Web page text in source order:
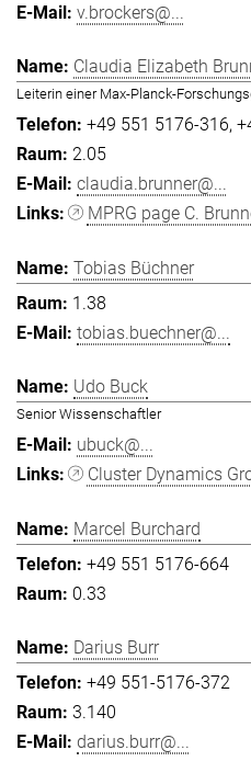
v.brockers@...
Claudia Elizabeth
Leiterin einer Max-Planck-
+49 551 5176-316
2.05
claudia.brunner@...
MPRG page C.
Tobias Büchner
1.38
tobias.buechner@...
Udo Buck
Senior Wissenschaftler
ubuck@...
Cluster Dynamics
Marcel Burchard
+49 551 5176-664
0.33
Darius Burr
+49 551-5176-372
3.140
darius.burr@...